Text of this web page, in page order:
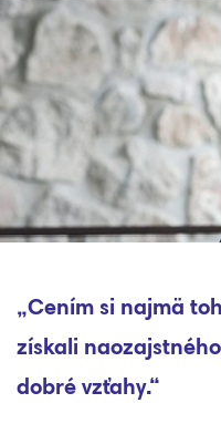
najmä toho, že